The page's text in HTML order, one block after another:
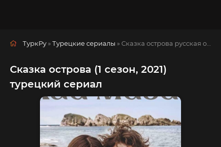
ТуркРу »Турецкие сериалы » Сказка острова русская озвучка смотреть полностью онлайн!
Сказка острова (1 сезон, 2021)
турецкий сериал